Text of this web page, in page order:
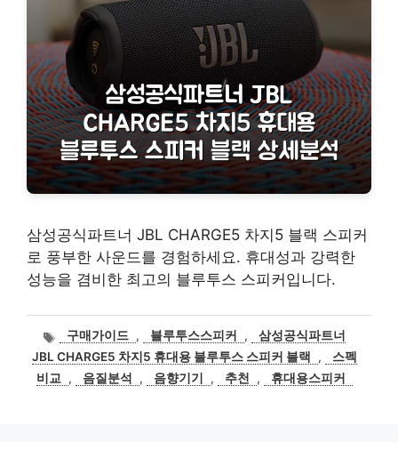
삼성공식파트너 JBL CHARGE5 차지5 블랙 스피커
로 풍부한 사운드를 경험하세요. 휴대성과 강력한
성능을 겸비한 최고의 블루투스 스피커입니다.
태
그
구매가이드 , 블루투스스피커 ,
삼성공식파트너
JBL CHARGE5 차지5 휴대용 블루투스 스피커 블랙
,
스펙
비교
, 음질분석 , 음향기기 , 추천 , 휴대용스피커